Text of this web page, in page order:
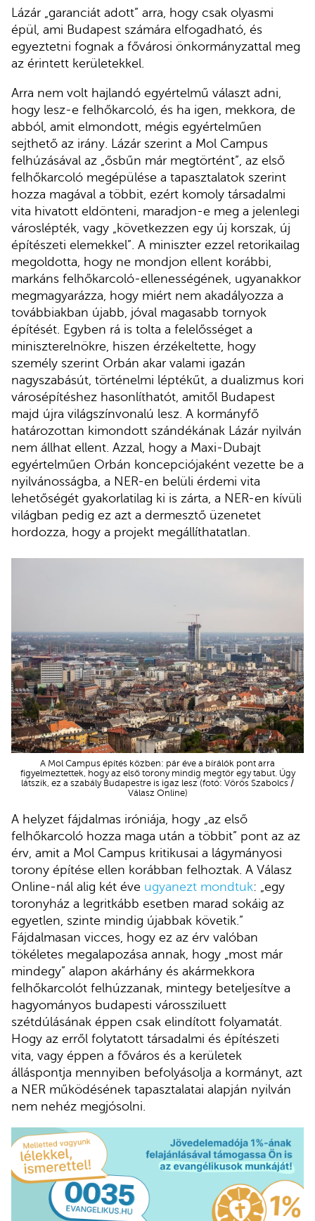
Lázár „garanciát adott” arra, hogy csak olyasmi
épül, ami Budapest számára elfogadható, és
egyeztetni fognak a fővárosi önkormányzattal meg
az érintett kerületekkel.
Arra nem volt hajlandó egyértelmű választ adni,
hogy lesz-e felhőkarcoló, és ha igen, mekkora, de
abból, amit elmondott, mégis egyértelműen
sejthető az irány. Lázár szerint a Mol Campus
felhúzásával az „ősbűn már megtörtént”, az első
felhőkarcoló megépülése a tapasztalatok szerint
hozza magával a többit, ezért komoly társadalmi
vita hivatott eldönteni, maradjon-e meg a jelenlegi
városlépték, vagy „következzen egy új korszak, új
építészeti elemekkel”. A miniszter ezzel retorikailag
megoldotta, hogy ne mondjon ellent korábbi,
markáns felhőkarcoló-ellenességének, ugyanakkor
megmagyarázza, hogy miért nem akadályozza a
továbbiakban újabb, jóval magasabb tornyok
építését. Egyben rá is tolta a felelősséget a
miniszterelnökre, hiszen érzékeltette, hogy
személy szerint Orbán akar valami igazán
nagyszabásút, történelmi léptékűt, a dualizmus kori
városépítéshez hasonlíthatót, amitől Budapest
majd újra világszínvonalú lesz. A kormányfő
határozottan kimondott szándékának Lázár nyilván
nem állhat ellent. Azzal, hogy a Maxi-Dubajt
egyértelműen Orbán koncepciójaként vezette be a
nyilvánosságba, a NER-en belüli érdemi vita
lehetőségét gyakorlatilag ki is zárta, a NER-en kívüli
világban pedig ez azt a dermesztő üzenetet
hordozza, hogy a projekt megállíthatatlan.
A Mol Campus építés közben: pár éve a bírálók pont arra
figyelmeztettek, hogy az első torony mindig megtör egy tabut. Úgy
látszik, ez a szabály Budapestre is igaz lesz (fotó: Vörös Szabolcs /
Válasz Online)
A helyzet fájdalmas iróniája, hogy „az első
felhőkarcoló hozza maga után a többit” pont az az
érv, amit a Mol Campus kritikusai a lágymányosi
torony építése ellen korábban felhoztak. A Válasz
Online-nál alig két éve ugyanezt mondtuk: „egy
toronyház a legritkább esetben marad sokáig az
egyetlen, szinte mindig újabbak követik.”
Fájdalmasan vicces, hogy ez az érv valóban
tökéletes megalapozása annak, hogy „most már
mindegy” alapon akárhány és akármekkora
felhőkarcolót felhúzzanak, mintegy beteljesítve a
hagyományos budapesti várossziluett
szétdúlásának éppen csak elindított folyamatát.
Hogy az erről folytatott társadalmi és építészeti
vita, vagy éppen a főváros és a kerületek
álláspontja mennyiben befolyásolja a kormányt, azt
a NER működésének tapasztalatai alapján nyilván
nem nehéz megjósolni.